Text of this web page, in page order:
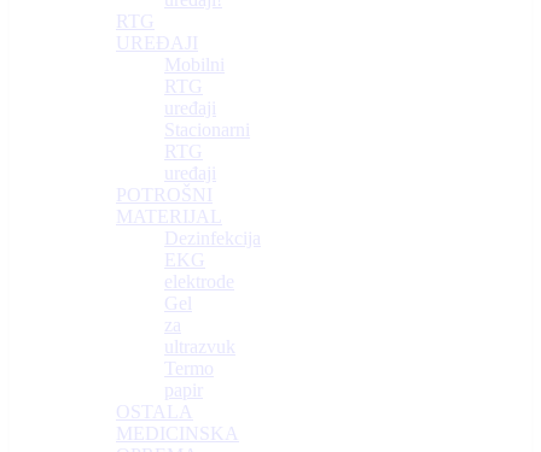
RTG
UREĐAJI
Mobilni
RTG
uređaji
Stacionarni
RTG
uređaji
POTROŠNI
MATERIJAL
Dezinfekcija
EKG
elektrode
Gel
za
ultrazvuk
Termo
papir
OSTALA
MEDICINSKA